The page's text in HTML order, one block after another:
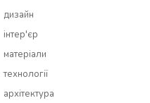
дизайн
інтер'єр
матеріали
технології
архітектура